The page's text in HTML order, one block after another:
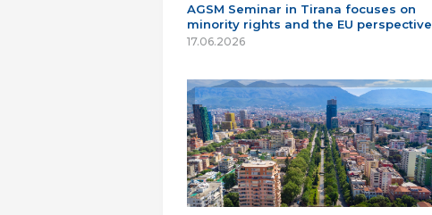
AGSM Seminar in Tirana focuses on
minority rights and the EU perspective
17.06.2026